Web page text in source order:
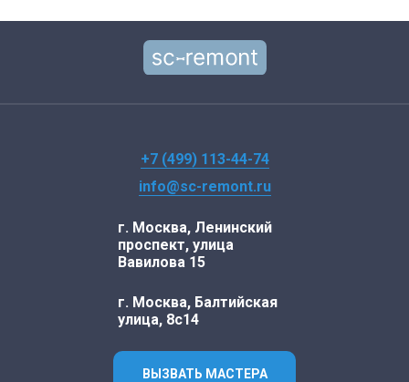
+7 (499) 113-44-74
info@sc-remont.ru
г. Москва, Ленинский
проспект, улица
Вавилова 15
г. Москва, Балтийская
улица, 8с14
ВЫЗВАТЬ МАСТЕРА